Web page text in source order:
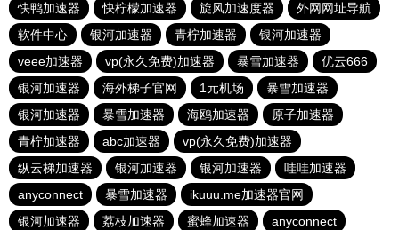
快鸭加速器
快柠檬加速器 旋风加速度器
外网网址导航
软件中心
银河加速器 青柠加速器
银河加速器
veee加速器
vp(永久免费)加速器 暴雪加速器
优云666
银河加速器
海外梯子官网 1元机场
暴雪加速器
银河加速器
暴雪加速器 海鸥加速器
原子加速器
青柠加速器
abc加速器
vp(永久免费)加速器
纵云梯加速器
银河加速器 银河加速器
哇哇加速器
anyconnect
暴雪加速器
ikuuu.me加速器官网
银河加速器
荔枝加速器 蜜蜂加速器 anyconnect